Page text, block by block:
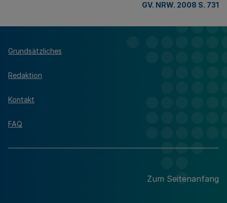
GV. NRW. 2008 S. 731
Grundsätzliches
Redaktion
Kontakt
FAQ
Zum Seitenanfang